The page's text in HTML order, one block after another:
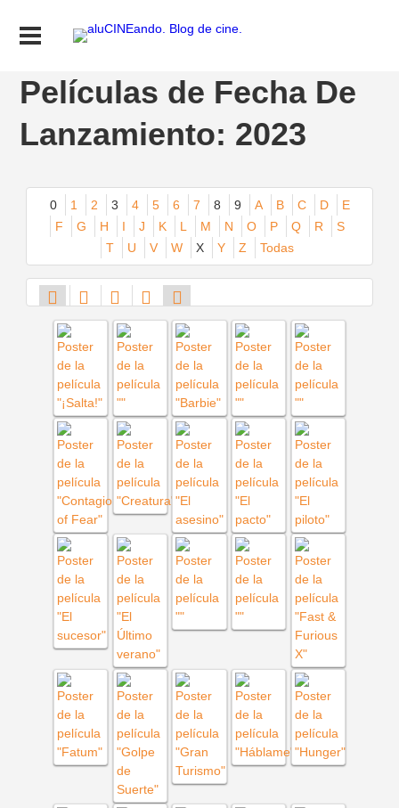
Películas de Fecha De
Lanzamiento: 2023
0 1 2 3 4 5 6 7 8 9 A B C D
E
F
G H I J K L M N O P Q R
S
T
U V W X Y Z Todas